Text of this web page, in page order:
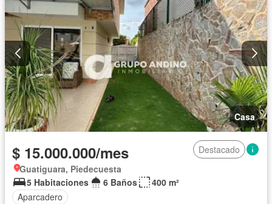
Casa
$ 15.000.000/mes
Destacado
Guatiguara, Piedecuesta
5 Habitaciones
6 Baños
400 m²
Aparcadero